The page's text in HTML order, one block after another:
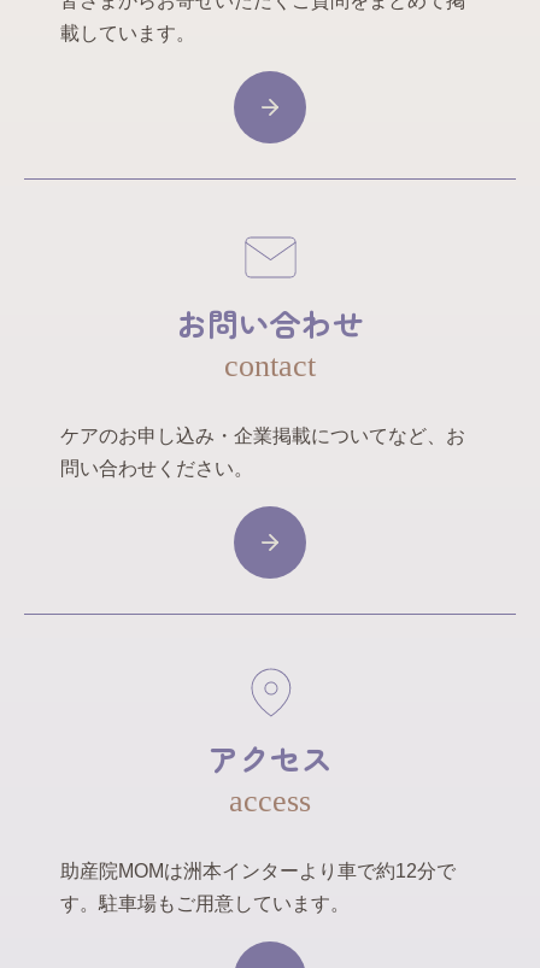
載しています。
お問い合わせ
contact
ケアのお申し込み・企業掲載についてなど、お
問い合わせください。
アクセス
access
助産院MOMは洲本インターより車で約12分で
す。駐車場もご用意しています。